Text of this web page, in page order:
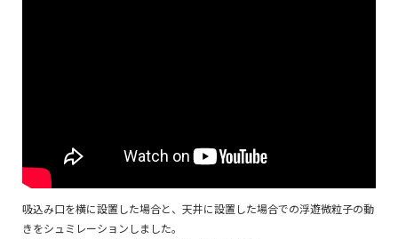
吸込み口を横に設置した場合と、天井に設置した場合での浮遊微粒子の動
きをシュミレーションしました。